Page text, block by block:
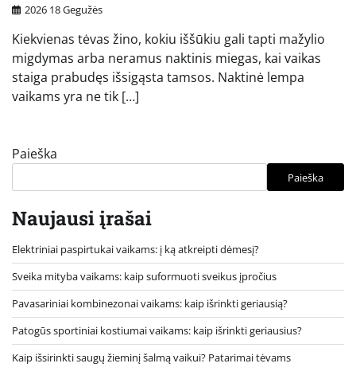
2026 18 Gegužės
Kiekvienas tėvas žino, kokiu iššūkiu gali tapti mažylio
migdymas arba neramus naktinis miegas, kai vaikas
staiga prabudęs išsigąsta tamsos. Naktinė lempa
vaikams yra ne tik […]
Paieška
Paieška
Naujausi įrašai
Elektriniai paspirtukai vaikams: į ką atkreipti dėmesį?
Sveika mityba vaikams: kaip suformuoti sveikus įpročius
Pavasariniai kombinezonai vaikams: kaip išrinkti geriausią?
Patogūs sportiniai kostiumai vaikams: kaip išrinkti geriausius?
Kaip išsirinkti saugų žieminį šalmą vaikui? Patarimai tėvams